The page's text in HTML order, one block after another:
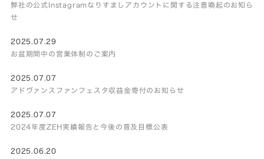
弊社の公式Instagramなりすましアカウントに関する注意喚起のお知ら
せ
2025.07.29
お盆期間中の営業体制のご案内
2025.07.07
アドヴァンスファンフェスタ収益金寄付のお知らせ
2025.07.07
2024年度ZEH実績報告と今後の普及目標公表
2025.06.20